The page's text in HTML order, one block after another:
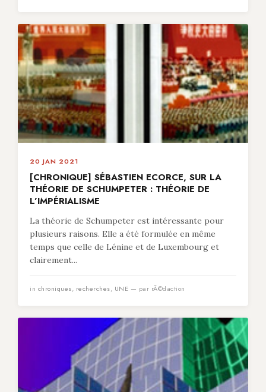
20 JAN 2021
[CHRONIQUE] SÉBASTIEN ECORCE, SUR LA
THÉORIE DE SCHUMPETER : THÉORIE DE
L’IMPÉRIALISME
La théorie de Schumpeter est intéressante pour
plusieurs raisons. Elle a été formulée en même
temps que celle de Lénine et de Luxembourg et
clairement...
in chroniques, recherches, UNE — par rÃ©daction